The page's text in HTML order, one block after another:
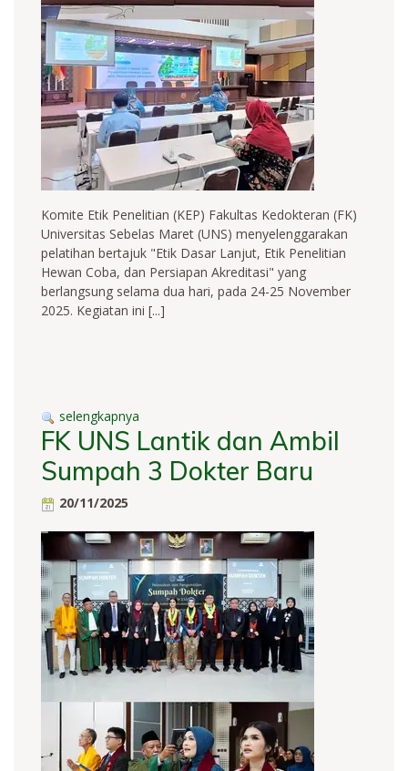
Komite Etik Penelitian (KEP) Fakultas Kedokteran (FK)
Universitas Sebelas Maret (UNS) menyelenggarakan
pelatihan bertajuk "Etik Dasar Lanjut, Etik Penelitian
Hewan Coba, dan Persiapan Akreditasi" yang
berlangsung selama dua hari, pada 24-25 November
2025. Kegiatan ini [...]
selengkapnya
FK UNS Lantik dan Ambil
Sumpah 3 Dokter Baru
20/11/2025